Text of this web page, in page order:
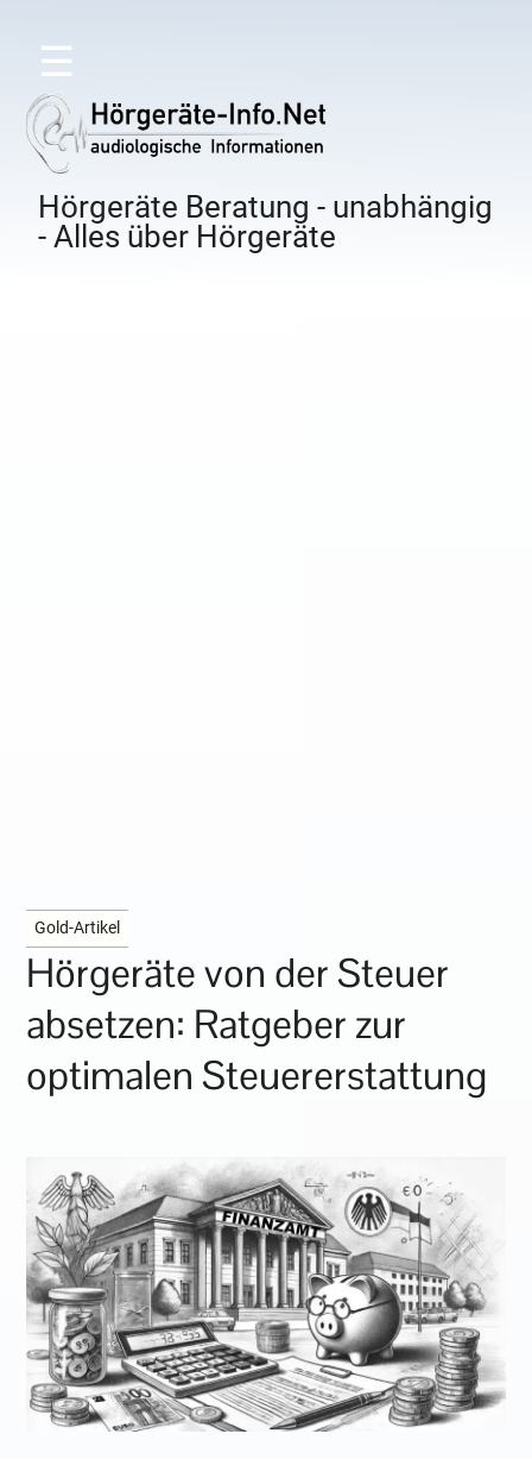
☰
Hörgeräte Beratung - unabhängig
- Alles über Hörgeräte
Gold-Artikel
Hörgeräte von der Steuer
absetzen: Ratgeber zur
optimalen Steuererstattung